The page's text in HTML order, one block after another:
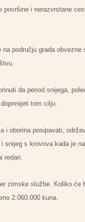
i nerazvrstane
području grada
da period snijega,
tom cilju.
i oborina posipavati,
s krovova kada je
redari.
zimske službe. Koliko
2.060.000 kuna.